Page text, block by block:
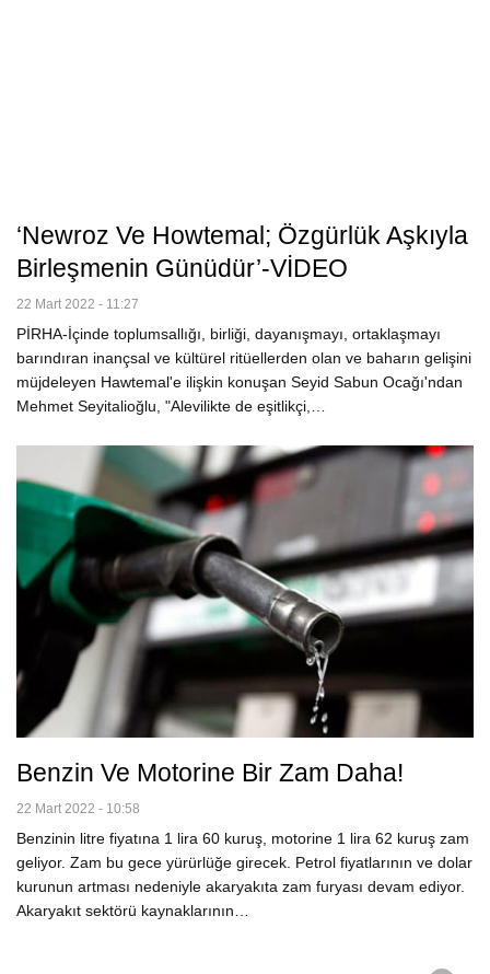
‘Newroz Ve Howtemal; Özgürlük Aşkıyla
Birleşmenin Günüdür’-VİDEO
22 Mart 2022 - 11:27
PİRHA-İçinde toplumsallığı, birliği, dayanışmayı, ortaklaşmayı
barındıran inançsal ve kültürel ritüellerden olan ve baharın gelişini
müjdeleyen Hawtemal'e ilişkin konuşan Seyid Sabun Ocağı'ndan
Mehmet Seyitalioğlu, "Alevilikte de eşitlikçi,…
Benzin Ve Motorine Bir Zam Daha!
22 Mart 2022 - 10:58
Benzinin litre fiyatına 1 lira 60 kuruş, motorine 1 lira 62 kuruş zam
geliyor. Zam bu gece yürürlüğe girecek. Petrol fiyatlarının ve dolar
kurunun artması nedeniyle akaryakıta zam furyası devam ediyor.
Akaryakıt sektörü kaynaklarının…